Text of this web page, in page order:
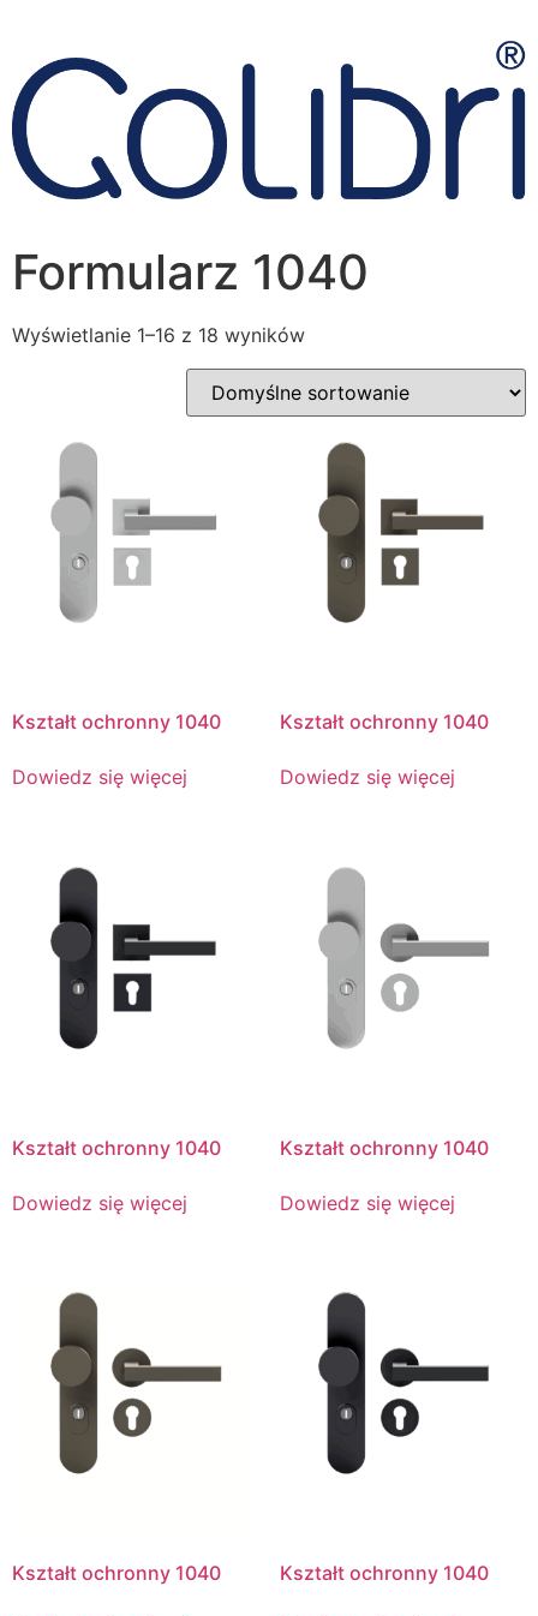
Formularz 1040
Wyświetlanie 1–16 z 18 wyników
Kształt ochronny 1040
Dowiedz się więcej
Kształt ochronny 1040
Dowiedz się więcej
Kształt ochronny 1040
Dowiedz się więcej
Kształt ochronny 1040
Dowiedz się więcej
Kształt ochronny 1040 Kształt ochronny 1040